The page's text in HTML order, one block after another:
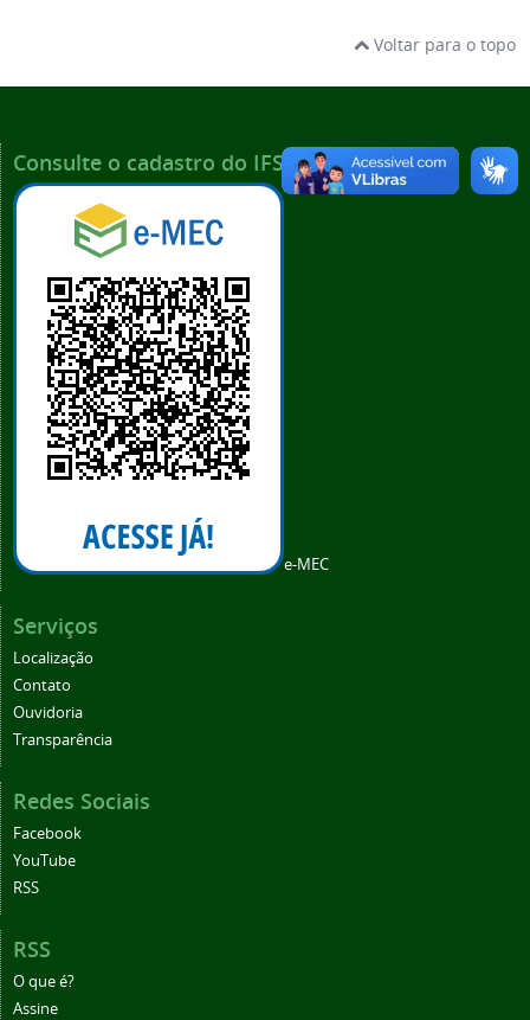
Voltar para o topo
Consulte o cadastro do IFSP no e-MEC
e-MEC
Serviços
Localização
Contato
Ouvidoria
Transparência
Redes Sociais
Facebook
YouTube
RSS
RSS
O que é?
Assine